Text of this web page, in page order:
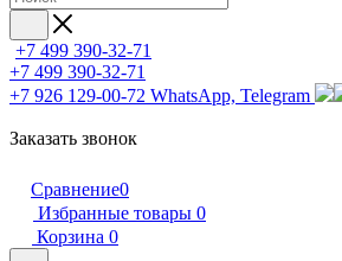
+7 499 390-32-71
+7 499 390-32-71
+7 926 129-00-72 WhatsApp, Telegram
Заказать звонок
Сравнение0
Избранные товары 0
Корзина 0